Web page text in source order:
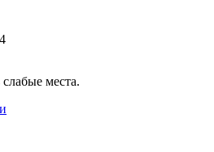
места.